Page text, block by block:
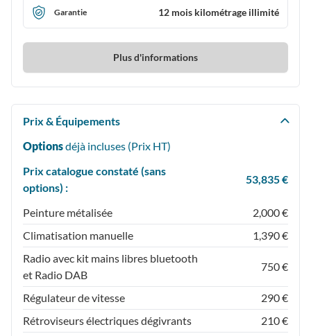
Garantie 12 mois kilométrage illimité
Plus d'informations
Prix & Équipements
Optionsdéjà incluses (Prix HT)
Prix catalogue constaté (sans
options) :
53,835 €
Peinture métalisée
2,000 €
Climatisation manuelle
1,390 €
Radio avec kit mains libres bluetooth
et Radio DAB
750 €
Régulateur de vitesse
290 €
Rétroviseurs électriques dégivrants
210 €